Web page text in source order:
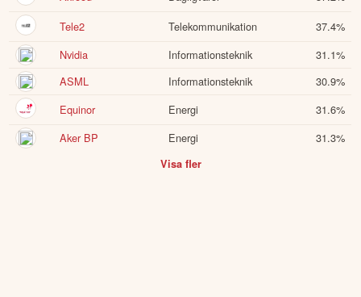
Tele2
Telekommunikation 37.4%
Nvidia
Informationsteknik 31.1%
ASML
Informationsteknik 30.9%
Equinor
Energi 31.6%
Aker BP
Energi 31.3%
Visa fler